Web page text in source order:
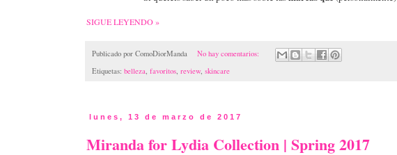
SIGUE LEYENDO »
Publicado por ComoDiorManda
No hay comentarios:
Etiquetas: belleza, favoritos, review, skincare
lunes, 13 de marzo de 2017
Miranda for Lydia Collection | Spring 2017